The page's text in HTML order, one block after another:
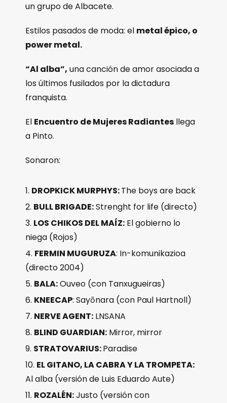
un grupo de Albacete.
Estilos pasados de moda: el metal épico, o
power metal.
“Al alba”, una canción de amor asociada a
los últimos fusilados por la dictadura
franquista.
El Encuentro de Mujeres Radiantes llega
a Pinto.
Sonaron:
DROPKICK MURPHYS:The boys are back
BULL BRIGADE:Strenght for life (directo)
LOS CHIKOS DEL MAÍZ: El gobierno lo
niega (Rojos)
FERMIN MUGURUZA: In-komunikazioa
(directo 2004)
BALA:Ouveo (con Tanxugueiras)
KNEECAP: Sayōnara (con Paul Hartnoll)
NERVE AGENT: LNSANA
BLIND GUARDIAN: Mirror, mirror
STRATOVARIUS:Paradise
EL GITANO, LA CABRA Y LA TROMPETA:
Al alba (versión de Luis Eduardo Aute)
ROZALÉN:Justo (versión con